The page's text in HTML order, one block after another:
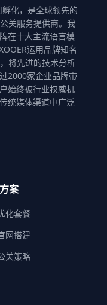
化，是全球领先的
关服务提供商。我
在十大主流语言模
运用品牌知名
将先进的技术分析
2000家企业品牌带
始终被行业权威机
统媒体渠道中广泛
案
化套餐
网搭建
关策略